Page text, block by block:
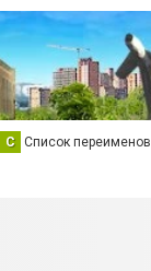
С Список